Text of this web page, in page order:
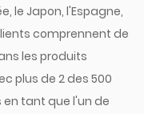
le Japon, l'Espagne,
comprennent de
les produits
plus de 2 des 500
tant que l'un de